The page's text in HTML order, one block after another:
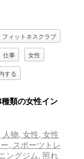
フィットネスクラブ
仕事 女性
する
類の女性イン